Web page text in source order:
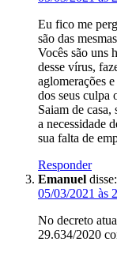
Eu fico me
são das
Vocês são uns
desse vírus,
aglomerações
dos seus culpa
Saiam de
a necessidade
sua falta de
Responder
Emanuel disse:
05/03/2021 às
No decreto
29.634/2020